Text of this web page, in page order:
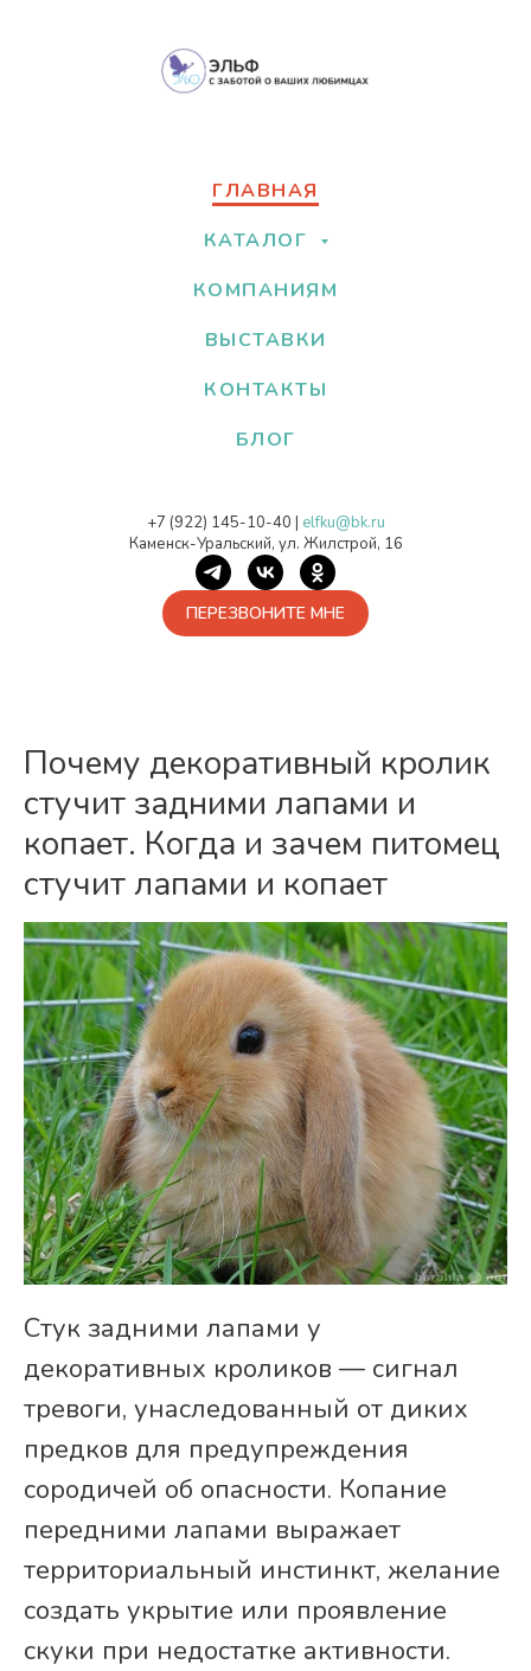
ГЛАВНАЯ
КАТАЛОГ
КОМПАНИЯМ
ВЫСТАВКИ
КОНТАКТЫ
БЛОГ
+7 (922) 145-10-40 | elfku@bk.ru
Каменск-Уральский, ул. Жилстрой, 16
ПЕРЕЗВОНИТЕ МНЕ
Почему декоративный кролик
стучит задними лапами и
копает. Когда и зачем питомец
стучит лапами и копает
Стук задними лапами у
декоративных кроликов — сигнал
тревоги, унаследованный от диких
предков для предупреждения
сородичей об опасности. Копание
передними лапами выражает
территориальный инстинкт, желание
создать укрытие или проявление
скуки при недостатке активности.